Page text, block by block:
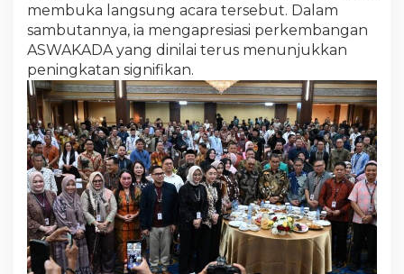
membuka langsung acara tersebut. Dalam
sambutannya, ia mengapresiasi perkembangan
ASWAKADA yang dinilai terus menunjukkan
peningkatan signifikan.